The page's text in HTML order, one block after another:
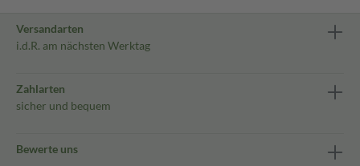
Versandarten
i.d.R. am nächsten Werktag
Zahlarten
sicher und bequem
Bewerte uns